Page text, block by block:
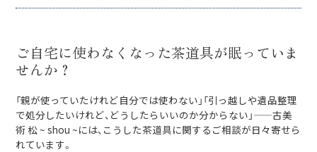
ご自宅に使わなくなった茶道具が眠っていま
せんか？
「親が使っていたけれど自分では使わない」「引っ越しや遺品整理
で処分したいけれど、どうしたらいいのか分からない」——古美
術 松 ~ shou ~には、こうした茶道具に関するご相談が日々寄せら
れています。